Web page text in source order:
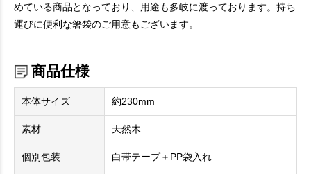
めている商品となっており、用途も多岐に渡っております。持ち
運びに便利な箸袋のご用意もございます。
商品仕様
本体サイズ 約230mm
素材 天然木
個別包装 白帯テープ＋PP袋入れ